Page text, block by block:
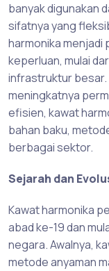
banyak digunakan
sifatnya yang
harmonika menjadi
keperluan, mulai
infrastruktur
meningkatnya
efisien, kawat
bahan baku,
berbagai sektor.
Sejarah dan
Kawat harmonika
abad ke-19 dan
negara. Awalnya,
metode anyaman